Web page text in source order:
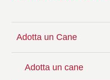
Adotta un Cane
Adotta un cane